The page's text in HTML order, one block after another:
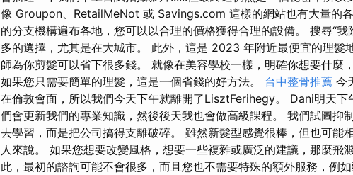
像 Groupon、RetailMeNot 或 Savings.com 這樣的網站也有大量的
的分支機構遍布各地，您可以以合理的價格獲得合理的設備。 搜尋“
多的選擇，尤其是在大城市。 此外，這是 2023 年附近最便宜的理髮
師為你剪髮可以省下很多錢。 就像在美容學校一樣，明確你想要什麼
如果您只需要簡單的理髮，這是一個省錢的好方法。 台中整骨推薦 今
在倫敦會面，所以我們今天下午就離開了LisztFerihegy。 Dani明天下
們會更新我們的專業知識，然後後天我也會做高級課程。 我們試圖抑
去學習，而是把公司搞得支離破碎。 雖然新髮型感覺很棒，但也可能
人來說。 如果您想要改變風格，想要一些複雜或廣泛的建議，那麼飛
此，最初的諮詢可能不會很多，而且您也不需要特殊的額外服務，例